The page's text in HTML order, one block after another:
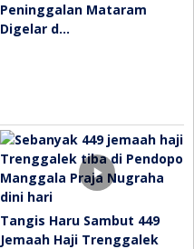
Peninggalan Mataram
Digelar d…
Tangis Haru Sambut 449
Jemaah Haji Trenggalek